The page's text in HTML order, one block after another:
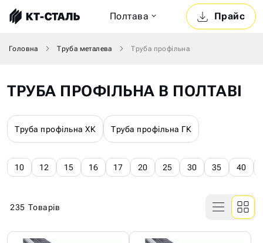
Прайс
Полтава
Головна Труба металева Труба профільна
ТРУБА ПРОФІЛЬНА В ПОЛТАВІ
Труба профільна ХК Труба профільна ГК
10 12 15 16 17 20 25 30 35 40
235 Товарів